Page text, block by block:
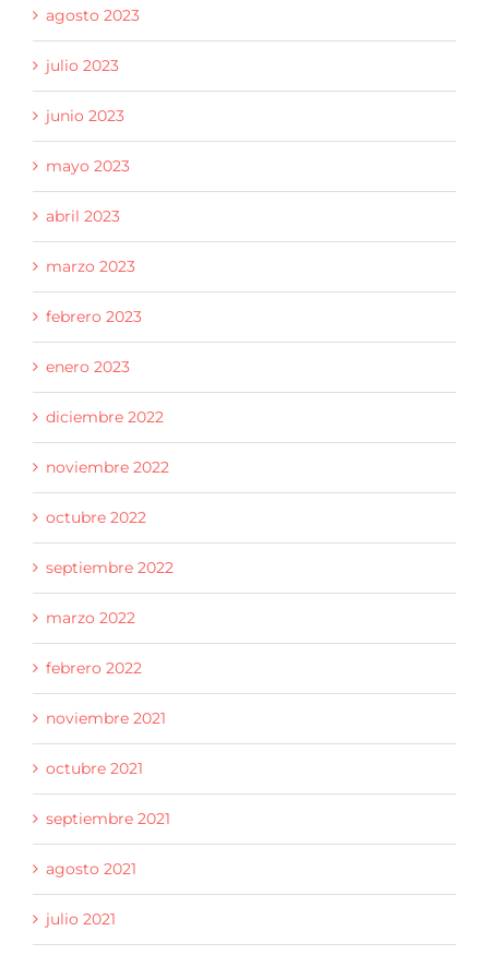
agosto 2023
julio 2023
junio 2023
mayo 2023
abril 2023
marzo 2023
febrero 2023
enero 2023
diciembre 2022
noviembre 2022
octubre 2022
septiembre 2022
marzo 2022
febrero 2022
noviembre 2021
octubre 2021
septiembre 2021
agosto 2021
julio 2021